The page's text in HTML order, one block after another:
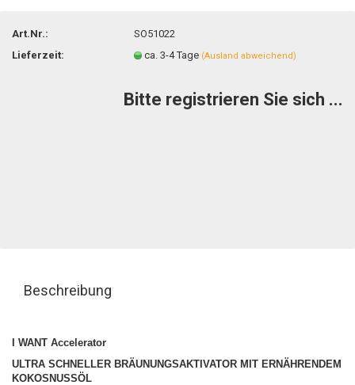
Art.Nr.:
SO51022
Lieferzeit:
ca. 3-4 Tage (Ausland abweichend)
Bitte registrieren Sie sich ...
Beschreibung
I WANT Accelerator
ULTRA SCHNELLER BRÄUNUNGSAKTIVATOR MIT ERNÄHRENDEM
KOKOSNUSSÖL